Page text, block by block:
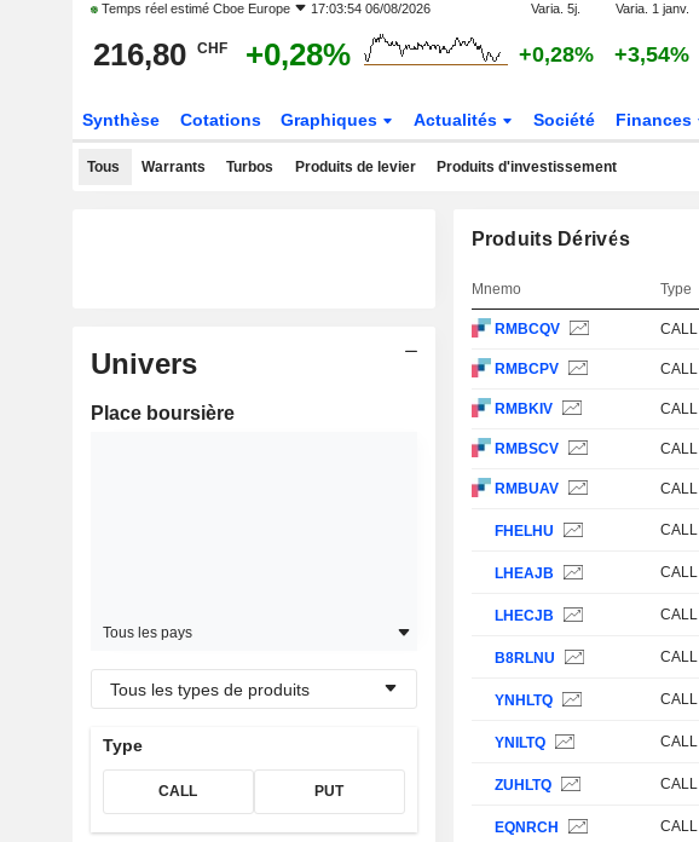
Temps réel estimé Cboe Europe 17:03:54 06/08/2026 Varia. 5j. Varia. 1 janv.
216,80 CHF +0,28% +0,28% +3,54%
Synthèse Cotations Graphiques Actualités Société Finances
Tous Warrants Turbos Produits de levier Produits d'investissement
Univers
Place boursière
Tous les pays
Tous les types de produits
Type
CALL PUT
Produits Dérivés
Mnemo Type
RMBCQV CALL
RMBCPV CALL
RMBKIV CALL
RMBSCV CALL
RMBUAV CALL
FHELHU CALL
LHEAJB CALL
LHECJB CALL
B8RLNU CALL
YNHLTQ CALL
YNILTQ CALL
ZUHLTQ CALL
EQNRCH CALL